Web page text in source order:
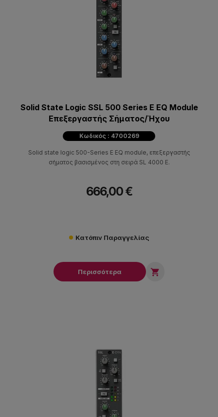
Solid State Logic SSL 500 Series E EQ Module
Επεξεργαστής Σήματος/Ήχου
Κωδικός : 4700269
Solid state logic 500-Series E EQ module, επεξεργαστής
σήματος βασισμένος στη σειρά SL 4000 E.
666,00 €
Κατόπιν Παραγγελίας
Περισσότερα 